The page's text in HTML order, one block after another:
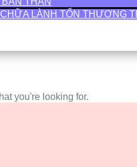
LÀNH TỔN THƯƠNG
you're looking for.